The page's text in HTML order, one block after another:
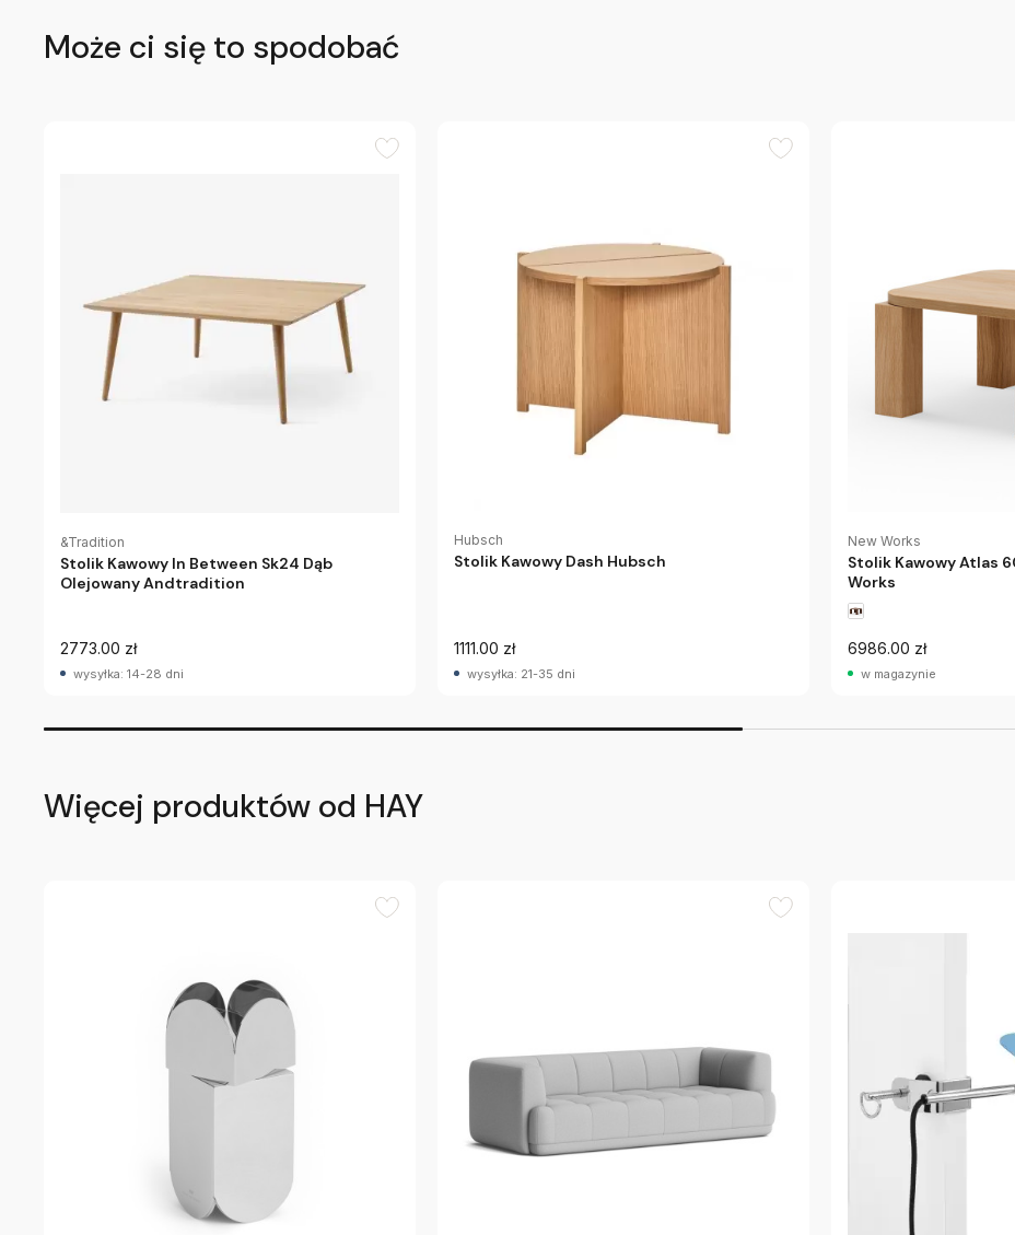
Może ci się to spodobać
&Tradition
Stolik Kawowy In Between Sk24 Dąb
Olejowany Andtradition
2773.00 zł
wysyłka: 14-28 dni
Hubsch
Stolik Kawowy Dash Hubsch
1111.00 zł
wysyłka: 21-35 dni
New Works
Stolik Kawowy Atlas
Works
6986.00 zł
w magazynie
Więcej produktów od HAY